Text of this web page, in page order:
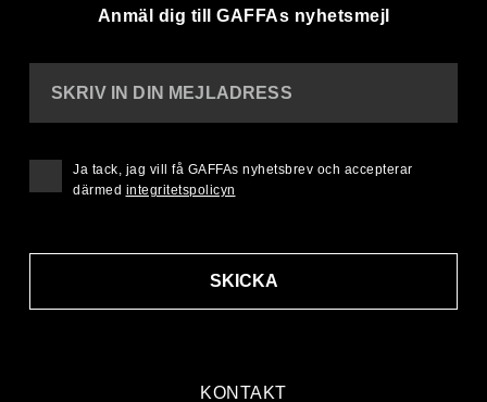
Anmäl dig till GAFFAs nyhetsmejl
KONTAKT
SKRIV IN DIN MEJLADRESS
SKICKA
Ja tack, jag vill få GAFFAs nyhetsbrev och accepterar
därmed integritetspolicyn